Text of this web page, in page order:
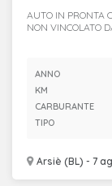
Arsiè (BL) - 7
AUTO IN PRONTA
NON VINCOLATO
ANNO
KM
CARBURANTE
TIPO